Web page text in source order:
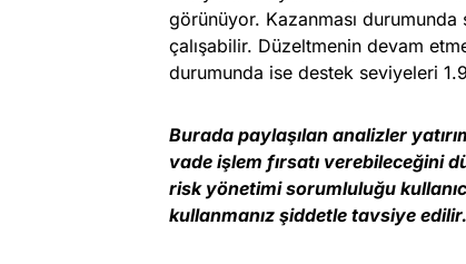
görünüyor. Kazanması
çalışabilir. Düzeltmenin devam
durumunda ise destek seviyeleri
Burada paylaşılan analizler
vade işlem fırsatı verebileceğini
risk yönetimi sorumluluğu
kullanmanız şiddetle tavsiye edilir.